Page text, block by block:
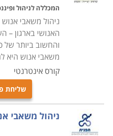
כדי להפיק מהעובדים את
בחשבון את המניעים
הקרוי "הנעת עובדים",
הטענה הפשטנית מניחה כי
בהמרצת העובד, אך מחקרים
ישנם גורמים רבים ומגוונים
של עובד, למשל הרגשת
תחושת שליחות, השגת
ושייכות ועוד גורמים שהם
לדוגמה: מנהל א' רוצה
המכללה לניהול
ניהול משאבי
האנושי בארגון –
והחשוב ביותר של
משאבי אנוש היא
קורס אינטרנטי
שליחת
ניהול משאבי